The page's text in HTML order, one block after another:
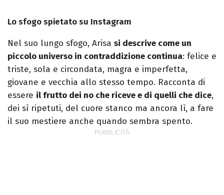
Lo sfogo spietato su Instagram
Nel suo lungo sfogo, Arisa si descrive come un
piccolo universo in contraddizione continua: felice e
triste, sola e circondata, magra e imperfetta,
giovane e vecchia allo stesso tempo. Racconta di
essere il frutto dei no che riceve e di quelli che dice,
dei sì ripetuti, del cuore stanco ma ancora lì, a fare
il suo mestiere anche quando sembra spento.